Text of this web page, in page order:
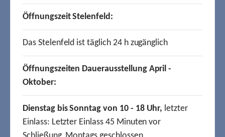
Öffnungszeit Stelenfeld:
Das Stelenfeld ist täglich 24 h zugänglich
Öffnungszeiten Dauerausstellung April -
Oktober:
Dienstag bis Sonntag von 10 - 18 Uhr, letzter
Einlass: Letzter Einlass 45 Minuten vor